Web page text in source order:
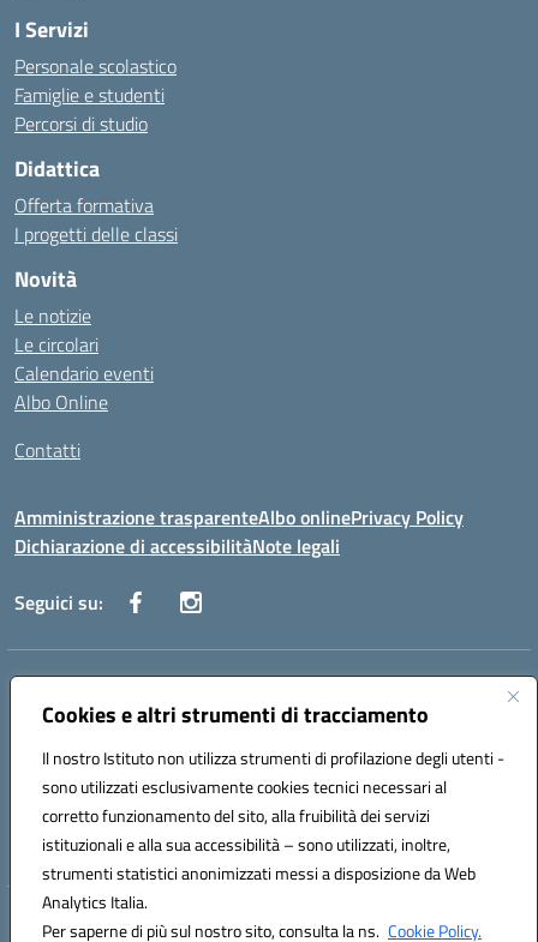
Cookies e altri strumenti di tracciamento
Il nostro Istituto non utilizza strumenti di profilazione degli utenti -
sono utilizzati esclusivamente cookies tecnici necessari al
corretto funzionamento del sito, alla fruibilità dei servizi
istituzionali e alla sua accessibilità – sono utilizzati, inoltre,
strumenti statistici anonimizzati messi a disposizione da Web
Analytics Italia.
Per saperne di più sul nostro sito, consulta la ns. Cookie Policy.
I Servizi
Personale scolastico
Famiglie e studenti
Percorsi di studio
Didattica
Offerta formativa
I progetti delle classi
Novità
Le notizie
Le circolari
Calendario eventi
Albo Online
Contatti
Amministrazione trasparenteAlbo onlinePrivacy Policy
Dichiarazione di accessibilitàNote legali
Seguici su:
Indirizzo:
Centralino:0881636571 Email:fgps040004@istruzione.it
Codice fiscale: 80031370713
Codice meccanografico:
FGPS040004
Codice Indice delle Pubbliche Amministrazioni (IPA): istsc_fgps040004
Hosting & Powered by 3D Solution S.r.l.